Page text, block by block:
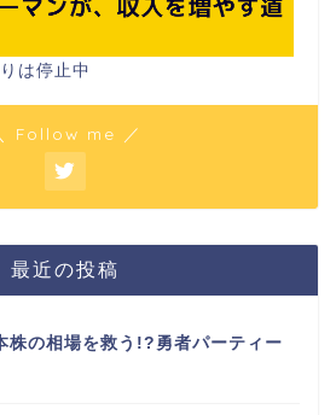
は停止中
Follow me ／
最近の投稿
株の相場を救う!?勇者パーティー